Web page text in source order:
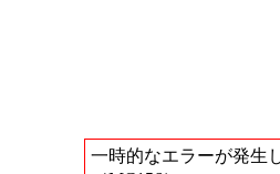
一時的なエラーが発生